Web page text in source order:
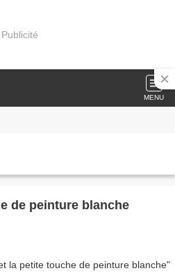
Publicité
MENU
de peinture blanche